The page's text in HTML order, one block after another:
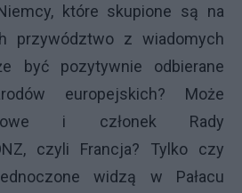
które skupione są na
przywództwo z wiadomych
być pozytywnie odbierane
europejskich? Może
i członek Rady
czyli Francja? Tylko czy
widzą w Pałacu